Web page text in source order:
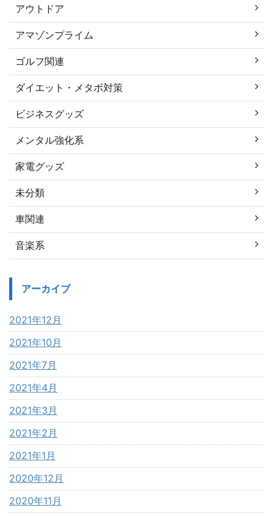
アウトドア
アマゾンプライム
ゴルフ関連
ダイエット・メタボ対策
ビジネスグッズ
メンタル強化系
家電グッズ
未分類
車関連
音楽系
アーカイブ
2021年12月
2021年10月
2021年7月
2021年4月
2021年3月
2021年2月
2021年1月
2020年12月
2020年11月